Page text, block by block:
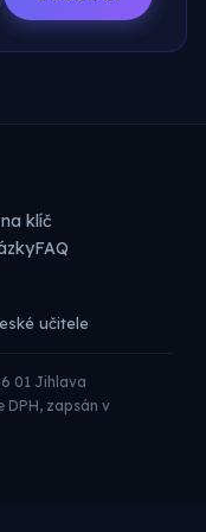
klíč
FAQ
učitele
01 Jihlava
DPH, zapsán v